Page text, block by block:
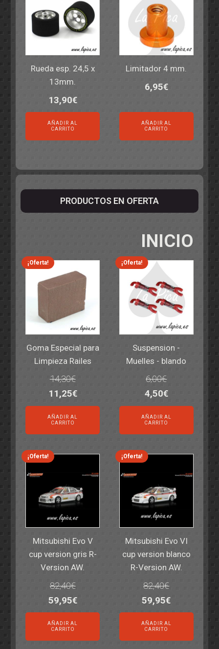
Rueda esp. 24,5 x
13mm.
13,90€
AÑADIR AL
CARRITO
Limitador 4 mm.
6,95€
AÑADIR AL
CARRITO
PRODUCTOS EN OFERTA
INICIO
¡Oferta!
Goma Especial para
Limpieza Railes
14,30€
El
precio
original
era:
14,30€.
11,25€El
precio
actual
es:
11,25€.
AÑADIR AL
CARRITO
¡Oferta!
Suspension -
Muelles - blando
6,00€
El
precio
original
era:
6,00€.
4,50€El
precio
actual
es:
4,50€.
AÑADIR AL
CARRITO
¡Oferta!
Mitsubishi Evo V
cup version gris R-
Version AW.
82,40€
El
precio
original
era:
59,95€El
precio
es:
AÑADIR AL
CARRITO
¡Oferta!
Mitsubishi Evo VI
cup version blanco
R-Version AW.
82,40€
El
precio
original
era:
59,95€El
precio
es:
AÑADIR AL
CARRITO